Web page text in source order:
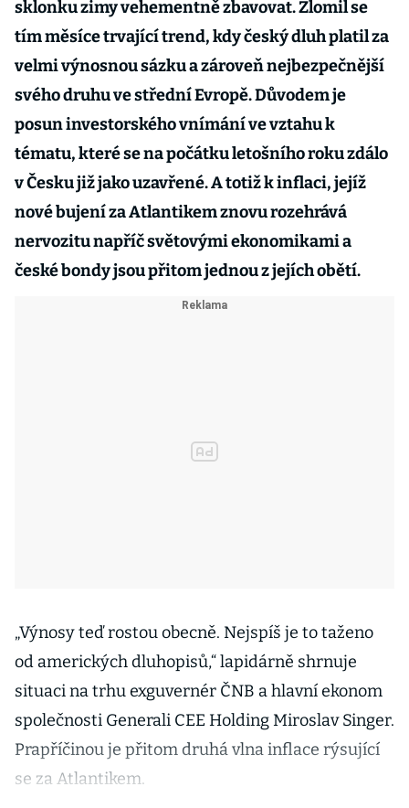
sklonku zimy vehementně zbavovat. Zlomil se
tím měsíce trvající trend, kdy český dluh platil za
velmi výnosnou sázku a zároveň nejbezpečnější
svého druhu ve střední Evropě. Důvodem je
posun investorského vnímání ve vztahu k
tématu, které se na počátku letošního roku zdálo
v Česku již jako uzavřené. A totiž k inflaci, jejíž
nové bujení za Atlantikem znovu rozehrává
nervozitu napříč světovými ekonomikami a
české bondy jsou přitom jednou z jejích obětí.
„Výnosy teď rostou obecně. Nejspíš je to taženo
od amerických dluhopisů,“ lapidárně shrnuje
situaci na trhu exguvernér ČNB a hlavní ekonom
společnosti Generali CEE Holding Miroslav Singer.
Prapříčinou je přitom druhá vlna inflace rýsující
se za Atlantikem.